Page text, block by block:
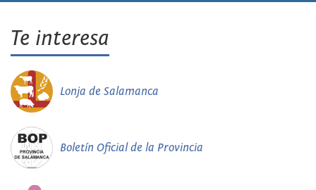
Te interesa
Lonja de Salamanca
Boletín Oficial de la Provincia